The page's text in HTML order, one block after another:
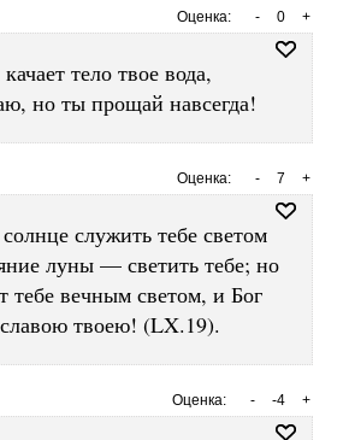
Оценка: +
0
-
тело твое вода,
но ты прощай навсегда!
Оценка: +
7
-
служить тебе светом
луны — светить тебе; но
тебе вечным светом, и Бог
твоею! (LX.19).
Оценка: +
-4
-